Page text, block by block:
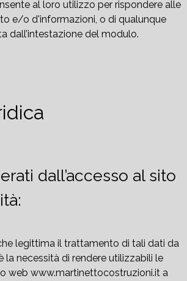
al loro utilizzo per rispondere alle
e/o d'informazioni, o di qualunque
dall’intestazione del modulo.
dall’accesso al sito
legittima il trattamento di tali dati da
la necessità di rendere utilizzabili le
web www.martinettocostruzioni.it a